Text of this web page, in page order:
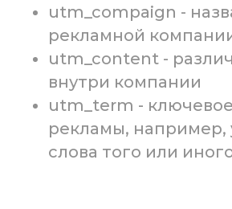
utm_compaign -
рекламной
utm_content -
внутри компании
utm_term -
рекламы, например,
слова того или